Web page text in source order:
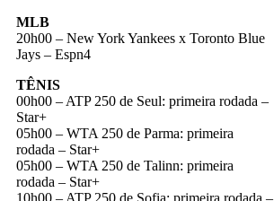
MLB
20h00 – New York Yankees x Toronto Blue
Jays – Espn4
TÊNIS
00h00 – ATP 250 de Seul: primeira rodada –
Star+
05h00 – WTA 250 de Parma: primeira
rodada – Star+
05h00 – WTA 250 de Talinn: primeira
rodada – Star+
10h00 – ATP 250 de Sofia: primeira rodada –